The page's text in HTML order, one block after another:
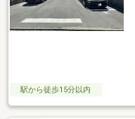
駅から徒歩15分以内